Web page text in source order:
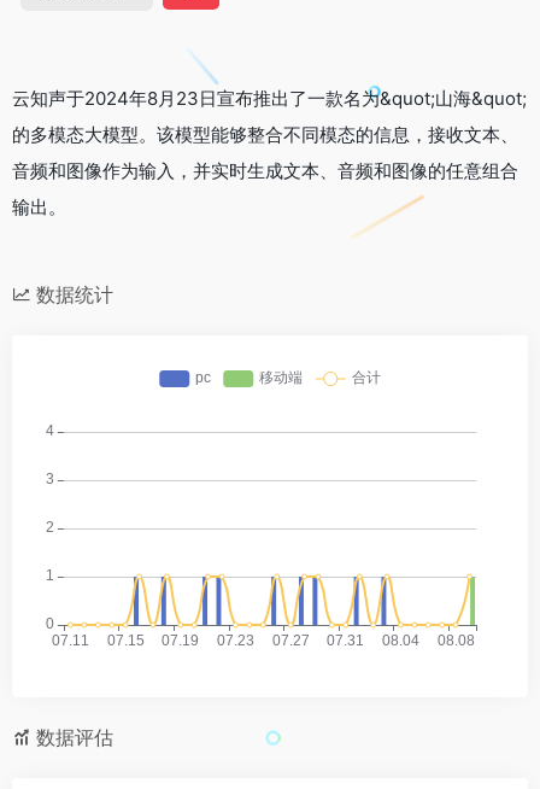
云知声于2024年8月23日宣布推出了一款名为&quot;山海&quot;
的多模态大模型。该模型能够整合不同模态的信息，接收文本、
音频和图像作为输入，并实时生成文本、音频和图像的任意组合
输出。
数据统计
数据评估